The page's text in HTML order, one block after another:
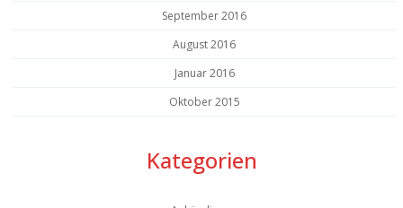
September 2016
August 2016
Januar 2016
Oktober 2015
Kategorien